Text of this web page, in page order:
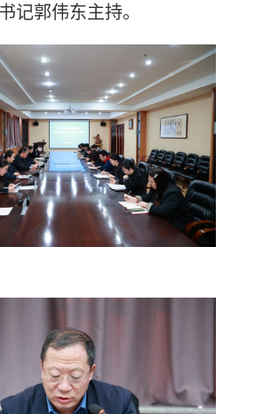
记郭伟东主持。